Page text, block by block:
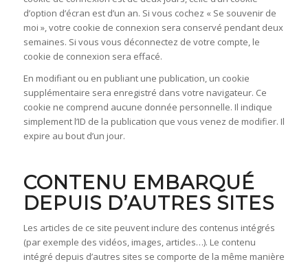
d’option d’écran est d’un an. Si vous cochez « Se souvenir de
moi », votre cookie de connexion sera conservé pendant deux
semaines. Si vous vous déconnectez de votre compte, le
cookie de connexion sera effacé.
En modifiant ou en publiant une publication, un cookie
supplémentaire sera enregistré dans votre navigateur. Ce
cookie ne comprend aucune donnée personnelle. Il indique
simplement l’ID de la publication que vous venez de modifier. Il
expire au bout d’un jour.
CONTENU EMBARQUÉ
DEPUIS D’AUTRES SITES
Les articles de ce site peuvent inclure des contenus intégrés
(par exemple des vidéos, images, articles…). Le contenu
intégré depuis d’autres sites se comporte de la même manière